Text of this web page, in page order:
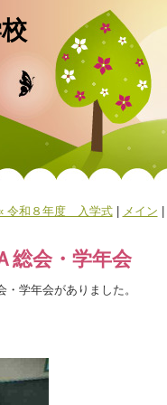
令和８年度 入学式| メイン
総会・学年会
学年会がありました。